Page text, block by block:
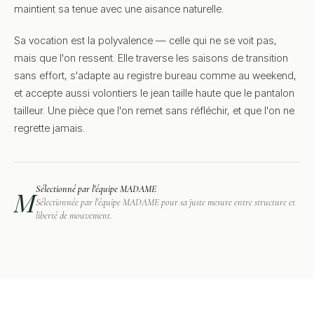
maintient sa tenue avec une aisance naturelle.
Sa vocation est la polyvalence — celle qui ne se voit pas,
mais que l'on ressent. Elle traverse les saisons de transition
sans effort, s'adapte au registre bureau comme au weekend,
et accepte aussi volontiers le jean taille haute que le pantalon
tailleur. Une pièce que l'on remet sans réfléchir, et que l'on ne
regrette jamais.
MSélectionné par l'équipe MADAME
Sélectionnée par l'équipe MADAME pour sa juste mesure entre structure et
liberté de mouvement.